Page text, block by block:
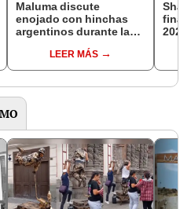
Maluma discute
enojado con hinchas
argentinos durante la
la final de la Copa
América 2024
LEER MÁS
final